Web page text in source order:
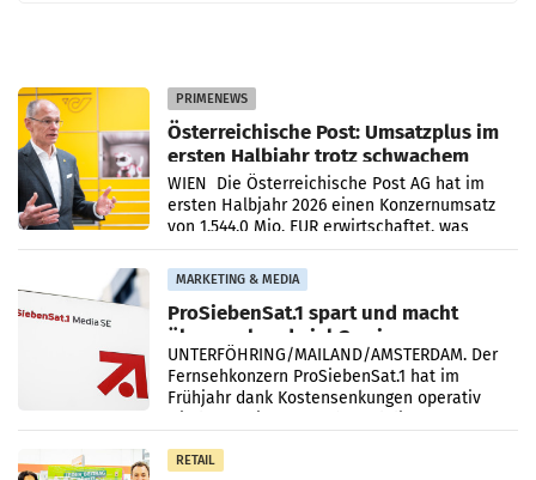
PRIMENEWS
Österreichische Post: Umsatzplus im
ersten Halbjahr trotz schwachem
Briefgeschäft
WIEN Die Österreichische Post AG hat im
ersten Halbjahr 2026 einen Konzernumsatz
von 1.544,0 Mio. EUR erwirtschaftet, was
einem Plus von 3,8 Prozent gegenüber dem
Vergleichszeitraum
MARKETING & MEDIA
ProSiebenSat.1 spart und macht
überraschend viel Gewinn
UNTERFÖHRING/MAILAND/AMSTERDAM. Der
Fernsehkonzern ProSiebenSat.1 hat im
Frühjahr dank Kostensenkungen operativ
RETAIL